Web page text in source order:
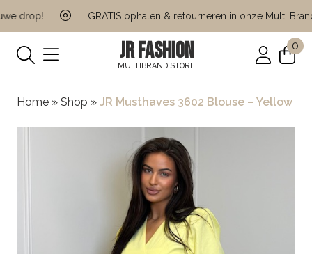
drop! GRATIS ophalen & retourneren in onze Multi Brand
JR FASHION
MULTIBRAND STORE
0
Home » Shop » JR Musthaves 3602 Blouse – Yellow